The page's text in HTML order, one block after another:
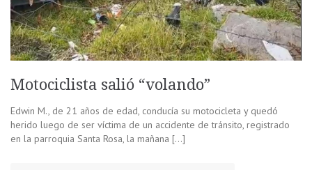
Motociclista salió “volando”
Edwin M., de 21 años de edad, conducía su motocicleta y quedó
herido luego de ser víctima de un accidente de tránsito, registrado
en la parroquia Santa Rosa, la mañana […]